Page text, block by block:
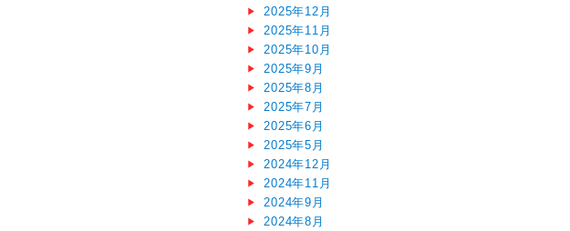
2025年12月
2025年11月
2025年10月
2025年9月
2025年8月
2025年7月
2025年6月
2025年5月
2024年12月
2024年11月
2024年9月
2024年8月